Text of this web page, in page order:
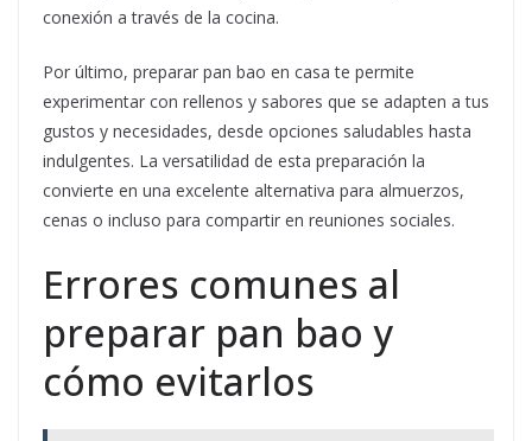
conexión a través de la cocina.
Por último, preparar pan bao en casa te permite
experimentar con rellenos y sabores que se adapten a tus
gustos y necesidades, desde opciones saludables hasta
indulgentes. La versatilidad de esta preparación la
convierte en una excelente alternativa para almuerzos,
cenas o incluso para compartir en reuniones sociales.
Errores comunes al
preparar pan bao y
cómo evitarlos